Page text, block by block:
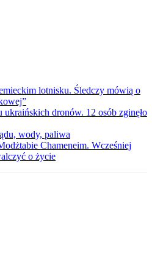
lotnisku. Śledczy mówią o
ukraińskich dronów. 12 osób zginęło
wody, paliwa
Chameneim. Wcześniej
o życie